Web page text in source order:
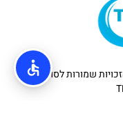
שמורות לסוכנות